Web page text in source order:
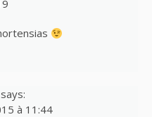
says:
à 11:44